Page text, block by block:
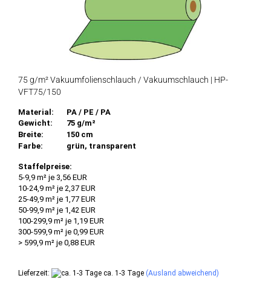
75 g/m² Vakuumfolienschlauch / Vakuumschlauch | HP-
VFT75/150
Material:
PA / PE / PA
Gewicht:
75 g/m²
Breite:
150 cm
Farbe:
grün, transparent
Staffelpreise:
5-9,9 m² je 3,56 EUR
10-24,9 m² je 2,37 EUR
25-49,9 m² je 1,77 EUR
50-99,9 m² je 1,42 EUR
100-299,9 m² je 1,19 EUR
300-599,9 m² je 0,99 EUR
> 599,9 m² je 0,88 EUR
Lieferzeit: ca. 1-3 Tage (Ausland abweichend)